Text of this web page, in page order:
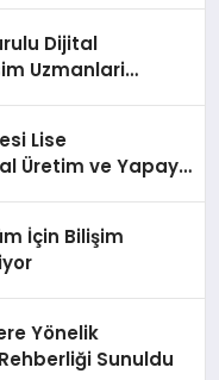
Dijital
Uzmanlari
Lise
Üretim ve Yapay
İçin Bilişim
Yönelik
Sunuldu